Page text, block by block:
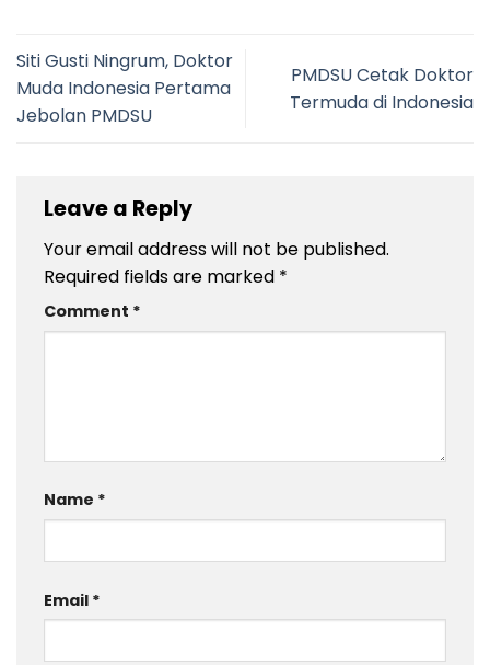
Siti Gusti Ningrum, Doktor
Muda Indonesia Pertama
Jebolan PMDSU
PMDSU Cetak Doktor
Termuda di Indonesia
Leave a Reply
Your email address will not be published.
Required fields are marked *
Comment *
Name *
Email *